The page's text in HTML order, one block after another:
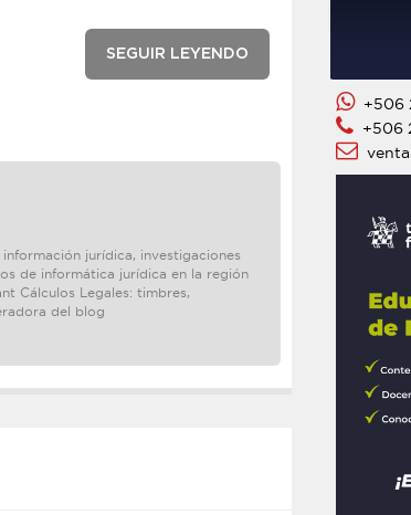
SEGUIR LEYENDO
jurídica, investigaciones
de informática jurídica en la región
Cálculos Legales: timbres,
del blog
+506
+506